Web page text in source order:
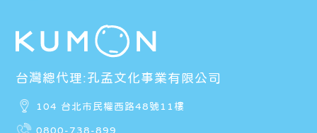
台灣總代理:孔孟文化事業有限公司
104 台北市民權西路48號11樓
0800-738-899